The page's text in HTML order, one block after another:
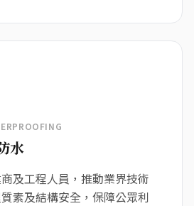
水
及工程人員，推動業界技術
素及結構安全，保障公眾利